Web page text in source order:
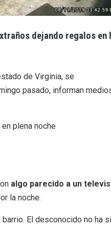
dejando regalos en
de Virginia, se
pasado, informan
plena noche
algo parecido a un
la noche.
barrio. El desconocido no ha